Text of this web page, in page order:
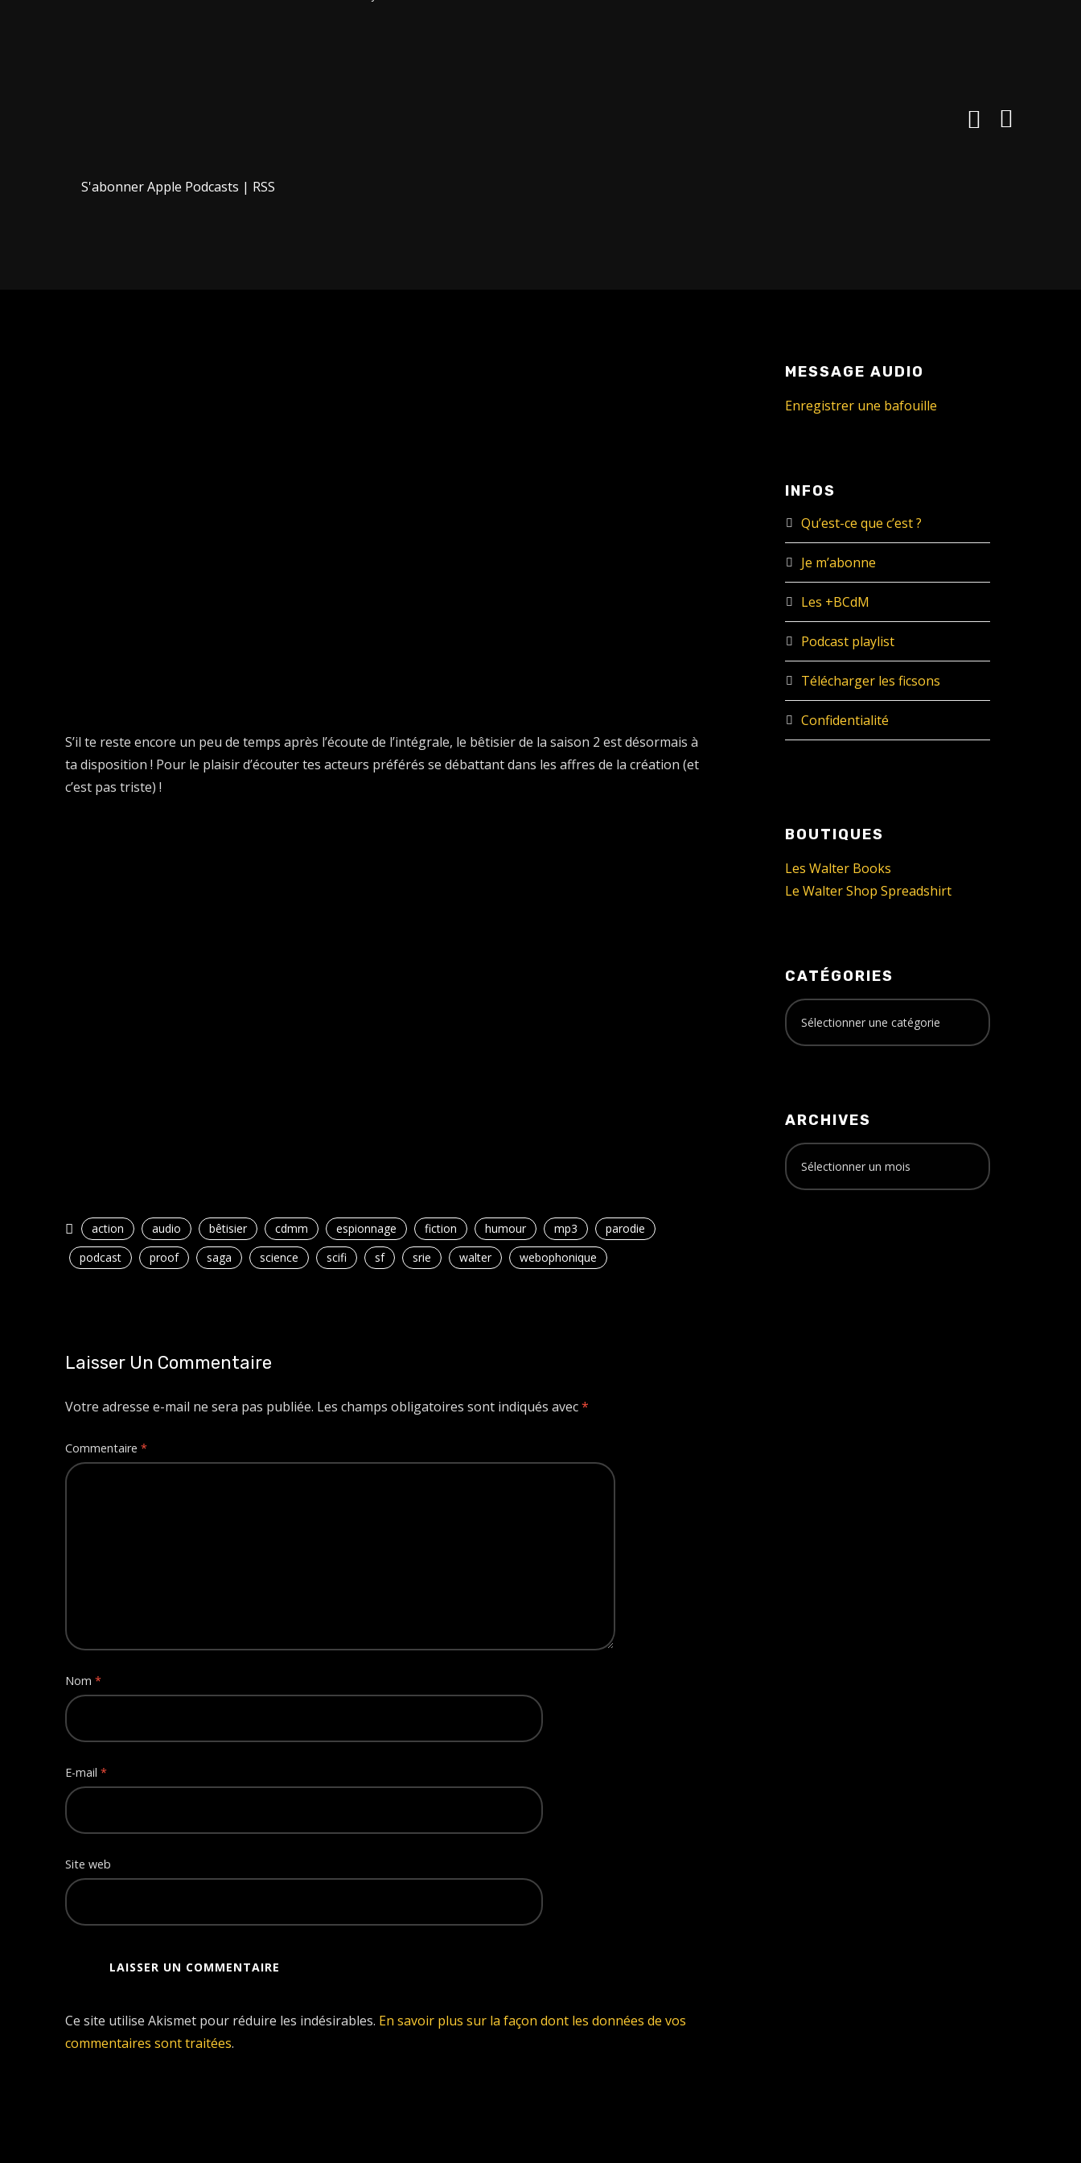
S'abonnerApple Podcasts | RSS
S’il te reste encore un peu de temps après l’écoute de l’intégrale, le bêtisier de la saison 2 est désormais à
ta disposition ! Pour le plaisir d’écouter tes acteurs préférés se débattant dans les affres de la création (et
c’est pas triste) !
action audio bêtisier cdmm espionnage fiction humour mp3
parodie
podcast
proof saga science scifi sf srie walter webophonique
Laisser Un Commentaire
Votre adresse e-mail ne sera pas publiée. Les champs obligatoires sont indiqués avec*
Commentaire *
Nom *
E-mail *
Site web
Ce site utilise Akismet pour réduire les indésirables. En savoir plus sur la façon dont les données de vos
commentaires sont traitées.
MESSAGE AUDIO
Enregistrer une bafouille
INFOS
Qu’est-ce que c’est ?
Je m’abonne
Les +BCdM
Podcast playlist
Télécharger les ficsons
Confidentialité
BOUTIQUES
Les Walter Books
Le Walter Shop Spreadshirt
CATÉGORIES
ARCHIVES